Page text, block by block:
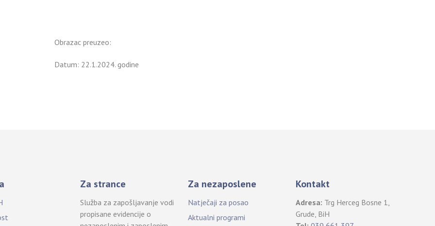
Obrazac preuzeo:
Datum: 22.1.2024. godine
Za strance
Služba za zapošljavanje vodi
propisane evidencije o
Za nezaposlene
Natječaji za posao
Aktualni programi
Kontakt
Adresa: Trg Herceg Bosne 1,
Grude, BiH